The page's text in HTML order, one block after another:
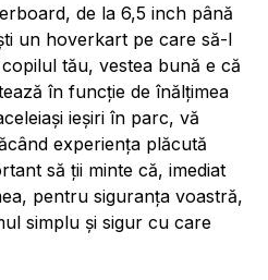
de la 6,5 inch până
un hoverkart pe care să-l
tău, vestea bună e că
în funcție de înălțimea
ieșiri în parc, vă
experiența plăcută
să ții minte că, imediat
pentru siguranța voastră,
simplu și sigur cu care